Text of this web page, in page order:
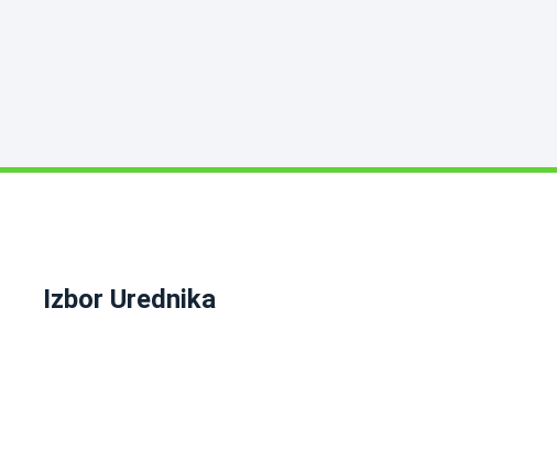
Izbor Urednika